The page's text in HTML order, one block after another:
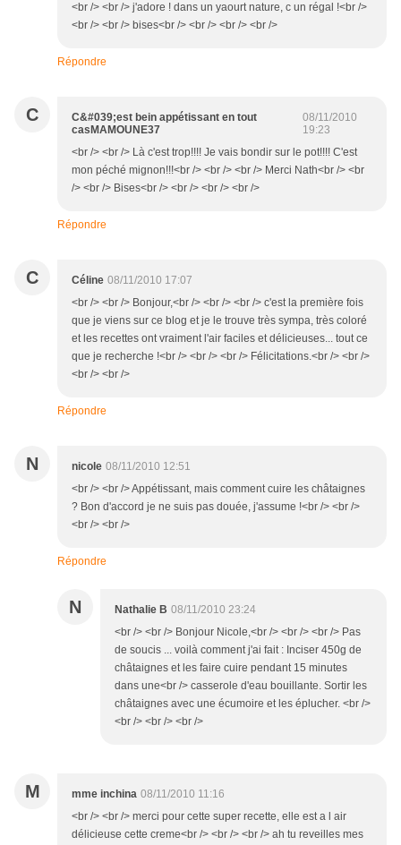
<br /> <br /> j'adore ! dans un yaourt nature, c un régal !<br />
<br /> <br /> bises<br /> <br /> <br /> <br />
Répondre
C
C&#039;est bein appétissant en tout
casMAMOUNE37
08/11/2010
19:23
<br /> <br /> Là c'est trop!!!! Je vais bondir sur le pot!!!! C'est
mon péché mignon!!!<br /> <br /> <br /> Merci Nath<br /> <br
/> <br /> Bises<br /> <br /> <br /> <br />
Répondre
C Céline 08/11/2010 17:07
<br /> <br /> Bonjour,<br /> <br /> <br /> c'est la première fois
que je viens sur ce blog et je le trouve très sympa, très coloré
et les recettes ont vraiment l'air faciles et délicieuses... tout ce
que je recherche !<br /> <br /> <br /> Félicitations.<br /> <br />
<br /> <br />
Répondre
N nicole 08/11/2010 12:51
<br /> <br /> Appétissant, mais comment cuire les châtaignes
? Bon d'accord je ne suis pas douée, j'assume !<br /> <br />
<br /> <br />
Répondre
N Nathalie B 08/11/2010 23:24
<br /> <br /> Bonjour Nicole,<br /> <br /> <br /> Pas
de soucis ... voilà comment j'ai fait : Inciser 450g de
châtaignes et les faire cuire pendant 15 minutes
dans une<br /> casserole d'eau bouillante. Sortir les
châtaignes avec une écumoire et les éplucher. <br />
<br /> <br /> <br />
M mme inchina 08/11/2010 11:16
<br /> <br /> merci pour cette super recette, elle est a l air
délicieuse cette creme<br /> <br /> <br /> ah tu reveilles mes